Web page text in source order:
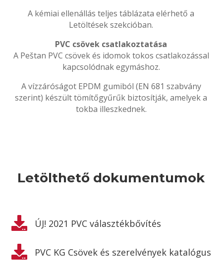
A kémiai ellenállás teljes táblázata elérhető a
Letöltések szekcióban.
PVC csövek csatlakoztatása
A Peštan PVC csövek és idomok tokos csatlakozással
kapcsolódnak egymáshoz.
A vízzáróságot EPDM gumiból (EN 681 szabvány
szerint) készült tömítőgyűrűk biztosítják, amelyek a
tokba illeszkednek.
Letölthető dokumentumok
 ÚJ! 2021 PVC választékbővítés
 PVC KG Csövek és szerelvények katalógus